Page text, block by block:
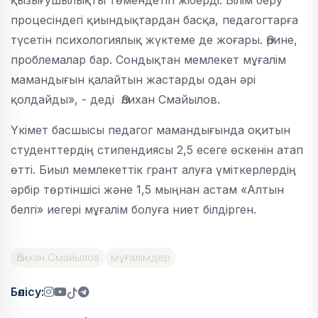
процесіндегі қиындықтардан басқа, педагогтарға
түсетін психологиялық жүктеме де жоғары. Әрине,
проблемалар бар. Сондықтан мемлекет мұғалім
мамандығын қалайтын жастарды одан әрі
қолдайды», - деді Әлихан Смайылов.
Үкімет басшысы педагог мамандығында оқитын
студенттердің стипендиясы 2,5 есеге өскенін атап
өтті. Биыл мемлекеттік грант алуға үміткерлердің
әрбір төртіншісі және 1,5 мыңнан астам «Алтын
белгі» иегері мұғалім болуға ниет білдірген.
Әлихан Смайылов мұғалімдер
Бөлісу: